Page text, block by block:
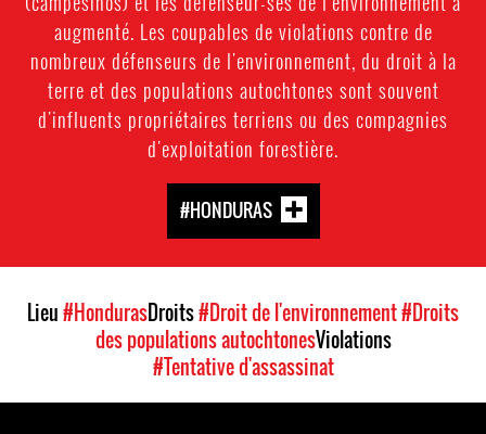
augmenté. Les coupables de violations contre de
nombreux défenseurs de l'environnement, du droit à la
terre et des populations autochtones sont souvent
d'influents propriétaires terriens ou des compagnies
d'exploitation forestière.
#HONDURAS
Lieu#HondurasDroits#Droit de l'environnement#Droits
des populations autochtonesViolations
#Tentative d'assassinat